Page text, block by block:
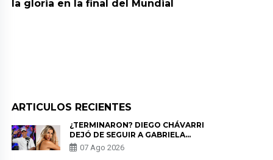
la gloria en la final del Mundial
ARTICULOS RECIENTES
¿TERMINARON? DIEGO CHÁVARRI
DEJÓ DE SEGUIR A GABRIELA
HERRERA Y ANUNCIA SU SALIDA
DE PÓDCAST
07 Ago 2026